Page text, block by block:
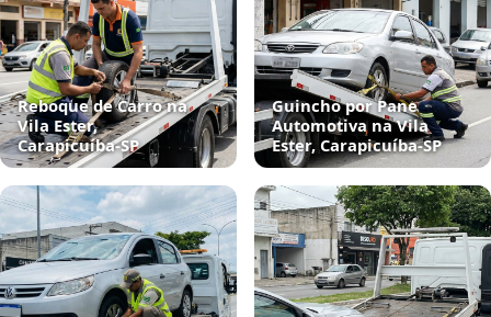
Reboque de Carro na
Vila Ester,
Carapicuíba‑SP
Guincho por Pane
Automotiva na Vila
Ester, Carapicuíba‑SP